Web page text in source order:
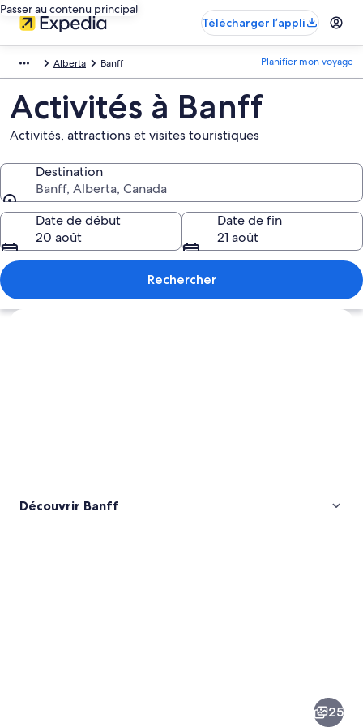
Passer au contenu principal
Télécharger l’appli
Alberta Banff Planifier mon voyage
Activités à Banff
Activités, attractions et visites touristiques
Destination
Banff, Alberta, Canada
Destination
Date de début
20 août
Date de fin
21 août
Rechercher
Explorer la carte
Découvrir Banff
25